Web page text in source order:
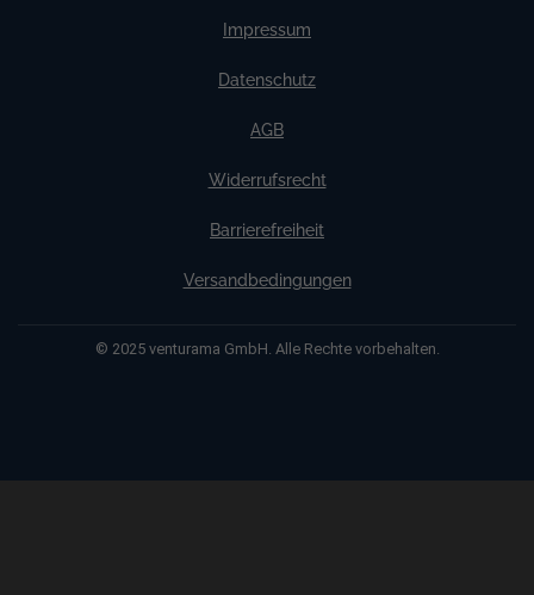
Impressum
Datenschutz
AGB
Widerrufsrecht
Barrierefreiheit
Versandbedingungen
© 2025 venturama GmbH. Alle Rechte vorbehalten.